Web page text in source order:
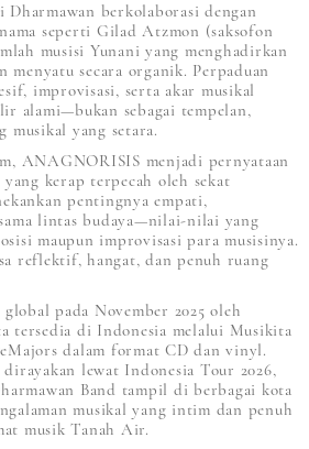
berkolaborasi dengan
seperti Gilad Atzmon (saksofon
musisi Yunani yang menghadirkan
menyatu secara organik. Perpaduan
improvisasi, serta akar musikal
alami—bukan sebagai tempelan,
musikal yang setara.
ANAGNORISIS menjadi pernyataan
kerap terpecah oleh sekat
pentingnya empati,
lintas budaya—nilai-nilai yang
maupun improvisasi para musisinya.
reflektif, hangat, dan penuh ruang
pada November 2025 oleh
tersedia di Indonesia melalui Musikita
dalam format CD dan vinyl.
lewat Indonesia Tour 2026,
Band tampil di berbagai kota
musikal yang intim dan penuh
musik Tanah Air.